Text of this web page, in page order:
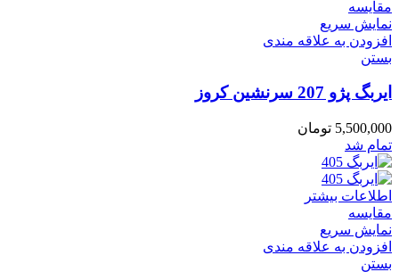
مقایسه
نمایش سریع
افزودن به علاقه مندی
بستن
ایربگ پژو 207 سرنشین کروز
5,500,000 تومان
تمام شد
اطلاعات بیشتر
مقایسه
نمایش سریع
افزودن به علاقه مندی
بستن